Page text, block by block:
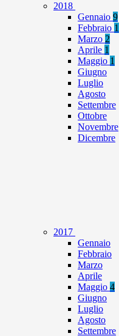
2018
Gennaio 9
Febbraio 1
Marzo 2
Aprile 1
Maggio 1
Giugno
Luglio
Agosto
Settembre
Ottobre
Novembre
Dicembre
2017
Gennaio
Febbraio
Marzo
Aprile
Maggio 4
Giugno
Luglio
Agosto
Settembre